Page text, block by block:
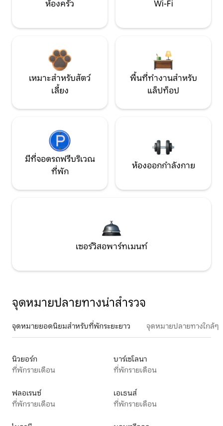
ห้องครัว Wi-Fi
เหมาะสำหรับสัตว์
เลี้ยง
พื้นที่ทำงานสำหรับ
แล็ปท็อป
มีที่จอดรถฟรีบริเวณ
ที่พัก
ห้องออกกำลังกาย
เซอร์วิสอพาร์ทเมนท์
จุดหมายปลายทางน่าสำรวจ
จุดหมายยอดนิยมสำหรับที่พักระยะยาว จุดหมายปลายทางใกล้ๆ
นิวยอร์ก
ที่พักรายเดือน
บาร์เซโลนา
ที่พักรายเดือน
ฟลอเรนซ์
ที่พักรายเดือน
เอเธนส์
ที่พักรายเดือน